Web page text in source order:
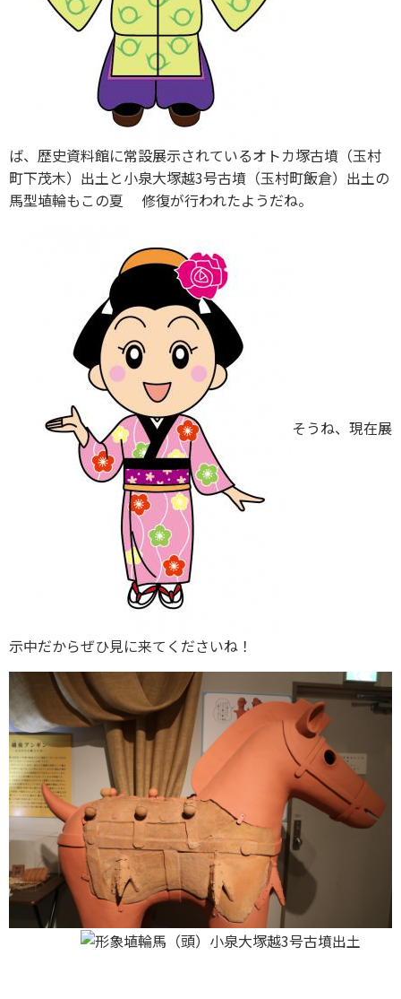
ば、歴史資料館に常設展示されているオトカ塚古墳（玉村
町下茂木）出土と小泉大塚越3号古墳（玉村町飯倉）出土の
馬型埴輪もこの夏 修復が行われたようだね。
そうね、現在展
示中だからぜひ見に来てくださいね！